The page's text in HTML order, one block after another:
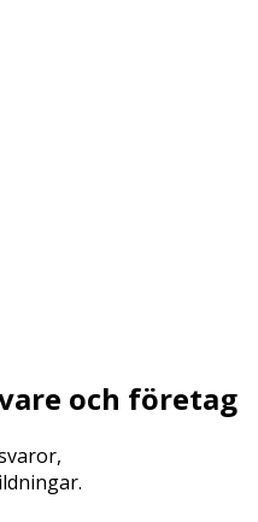
och företag